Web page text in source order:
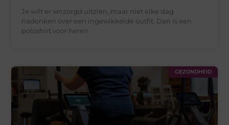
Je wilt er verzorgd uitzien, maar niet elke dag
nadenken over een ingewikkelde outfit. Dan is een
poloshirt voor heren
GEZONDHEID